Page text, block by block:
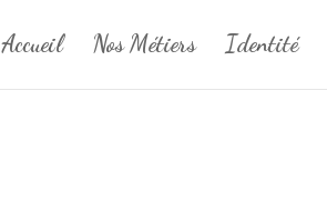
Accueil Nos Métiers Identité